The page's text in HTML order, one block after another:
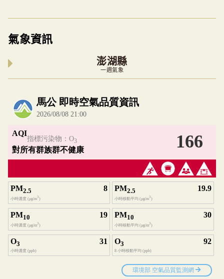
氣象資訊
澎湖縣
一週氣象
內嵌空氣品質小工具為視覺預覽，完整即時空